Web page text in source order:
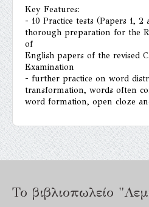
Key Features:
- 10 Practice tests (Papers 1,
thorough preparation for the
of
English papers of the revised
Examination
- further practice on word
transformation, words often
word formation, open cloze
Το βιβλιοπωλείο